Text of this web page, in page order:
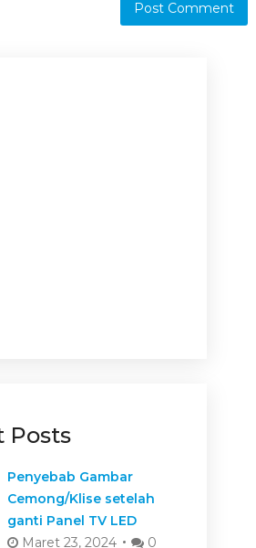
Posts
Penyebab Gambar
Cemong/Klise setelah
ganti Panel TV LED
Maret 23, 2024
0